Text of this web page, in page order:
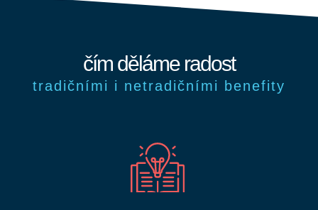
čím děláme radost
tradičními i netradičními benefity